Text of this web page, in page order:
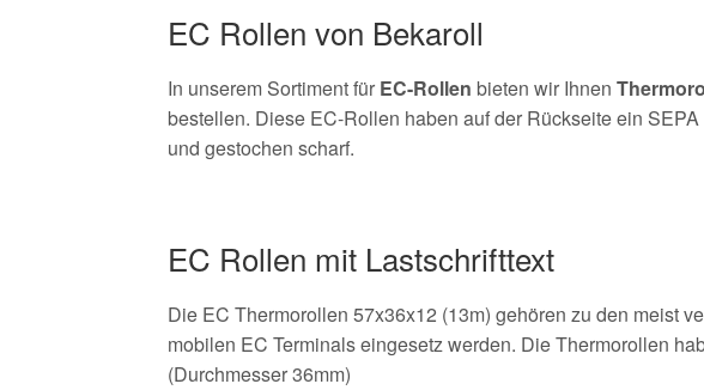
EC Rollen von Bekaroll
In unserem Sortiment für EC-Rollen bieten wir Ihnen
bestellen. Diese EC-Rollen haben auf der Rückseite ein
und gestochen scharf.
EC Rollen mit Lastschrifttext
Die EC Thermorollen 57x36x12 (13m) gehören zu den meist
mobilen EC Terminals eingesetz werden. Die Thermorollen
(Durchmesser 36mm)